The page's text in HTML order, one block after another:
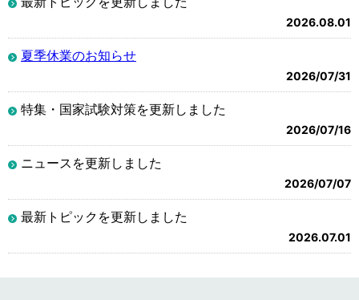
2026.08.01
夏季休業のお知らせ
2026/07/31
特集・国家試験対策を更新しました
2026/07/16
ニュースを更新しました
2026/07/07
最新トピックを更新しました
2026.07.01